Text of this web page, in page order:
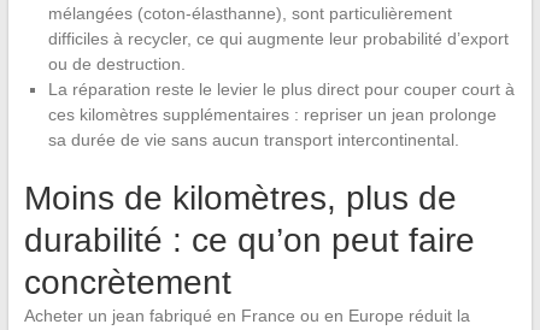
mélangées (coton-élasthanne), sont particulièrement
difficiles à recycler, ce qui augmente leur probabilité d’export
ou de destruction.
La réparation reste le levier le plus direct pour couper court à
ces kilomètres supplémentaires : repriser un jean prolonge
sa durée de vie sans aucun transport intercontinental.
Moins de kilomètres, plus de
durabilité : ce qu’on peut faire
concrètement
Acheter un jean fabriqué en France ou en Europe réduit la